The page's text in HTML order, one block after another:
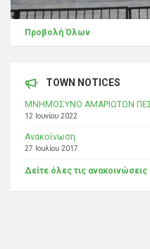
Προβολή Όλων
TOWN NOTICES
ΜΝΗΜΟΣΥΝΟ ΑΜΑΡΙΩΤΩΝ
12 Ιουνίου 2022
Ανακοίνωση
27 Ιουλίου 2017
Δείτε όλες τις ανακοινώσεις